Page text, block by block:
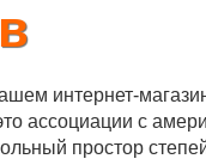
интернет-
ассоциации с
простор